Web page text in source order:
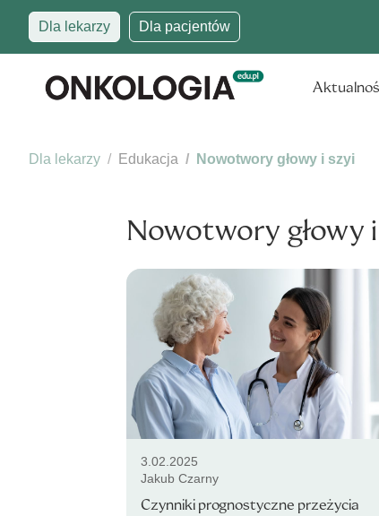
Dla lekarzy Dla pacjentów
Dla lekarzy Edukacja Nowotwory głowy i szyi
Nowotwory głowy
3.02.2025
Jakub Czarny
Czynniki prognostyczne przeżycia